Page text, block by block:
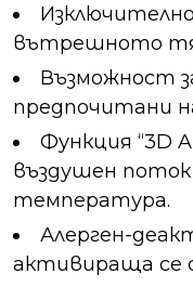
вътрешното
Възможност
предпочитани
Функция “3D
въздушен поток
температура.
Алерген-
активираща се